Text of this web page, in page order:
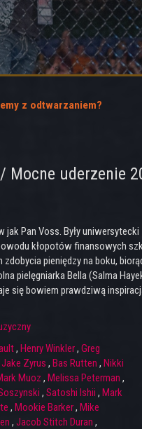
z odtwarzaniem?
Mocne uderzenie
Pan Voss. Były
kłopotów finansowych
pieniędzy na boku,
pielęgniarka Bella (Salma
się bowiem prawdziwą
, Henry Winkler, Greg
Jake Zyrus , Bas Rutten , Nikki
Muoz , Melissa Peterman ,
, Satoshi Ishii , Mark
, Mookie Barker, Mike
, Jacob Stitch Duran ,